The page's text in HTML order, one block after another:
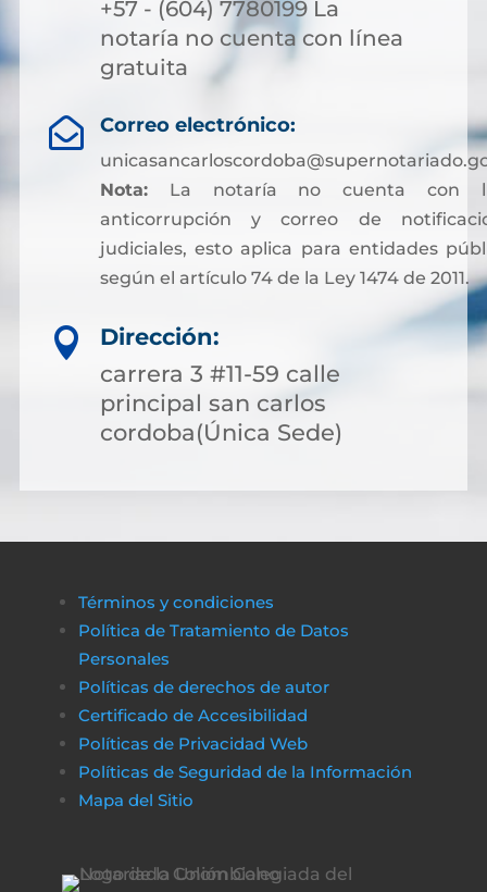
+57 - (604) 7780199 La
notaría no cuenta con línea
gratuita
 Correo electrónico:
Nota:La notaría no cuenta con
anticorrupción y correo de
judiciales, esto aplica para entidades
según el artículo 74 de la Ley 1474 de 2011.

Dirección:
carrera 3 #11-59 calle
principal san carlos
cordoba(Única Sede)
Términos y condiciones
Política de Tratamiento de Datos
Personales
Políticas de derechos de autor
Certificado de Accesibilidad
Políticas de Privacidad Web
Políticas de Seguridad de la Información
Mapa del Sitio